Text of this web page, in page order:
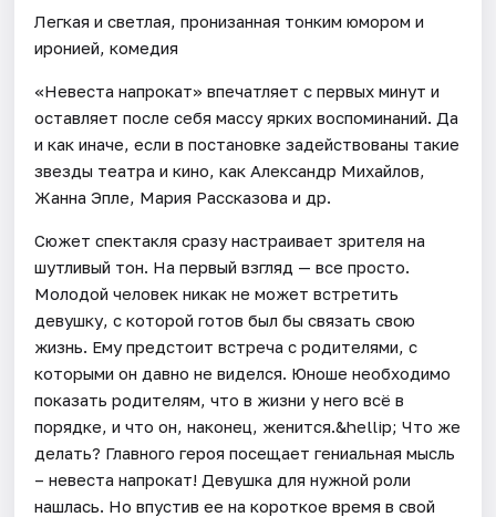
Легкая и светлая, пронизанная тонким юмором и
иронией, комедия
«Невеста напрокат» впечатляет с первых минут и
оставляет после себя массу ярких воспоминаний. Да
и как иначе, если в постановке задействованы такие
звезды театра и кино, как Александр Михайлов,
Жанна Эпле, Мария Рассказова и др.
Сюжет спектакля сразу настраивает зрителя на
шутливый тон. На первый взгляд — все просто.
Молодой человек никак не может встретить
девушку, с которой готов был бы связать свою
жизнь. Ему предстоит встреча с родителями, с
которыми он давно не виделся. Юноше необходимо
показать родителям, что в жизни у него всё в
порядке, и что он, наконец, женится.&hellip; Что же
делать? Главного героя посещает гениальная мысль
– невеста напрокат! Девушка для нужной роли
нашлась. Но впустив ее на короткое время в свой